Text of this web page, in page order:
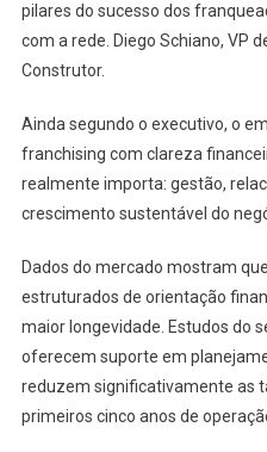
pilares do sucesso dos
com a rede. Diego Schiano, VP
Construtor.
Ainda segundo o executivo, o
franchising com clareza
realmente importa: gestão,
crescimento sustentável do
Dados do mercado mostram
estruturados de orientação
maior longevidade. Estudos do
oferecem suporte em
reduzem significativamente as
primeiros cinco anos de